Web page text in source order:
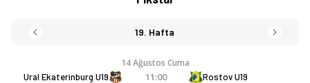
19. Hafta
14 Ağustos Cuma
Ural Ekaterinburg U19 11:00
Rostov U19